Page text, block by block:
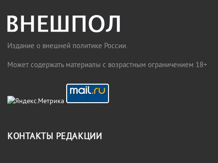
Издание о внешней политике России.
Может содержать материалы с возрастным ограничением 18+
КОНТАКТЫ РЕДАКЦИИ